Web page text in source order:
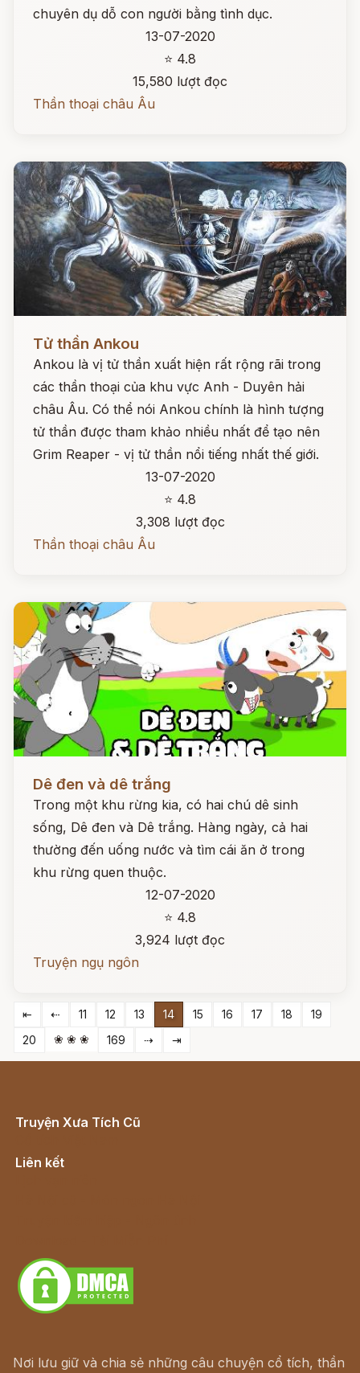
chuyên dụ dỗ con người bằng tình dục.
13-07-2020
⭐ 4.8
15,580 lượt đọc
Thần thoại châu Âu
Tử thần Ankou
Ankou là vị tử thần xuất hiện rất rộng rãi trong
các thần thoại của khu vực Anh - Duyên hải
châu Âu. Có thể nói Ankou chính là hình tượng
tử thần được tham khảo nhiều nhất để tạo nên
Grim Reaper - vị tử thần nổi tiếng nhất thế giới.
13-07-2020
⭐ 4.8
3,308 lượt đọc
Thần thoại châu Âu
Dê đen và dê trắng
Trong một khu rừng kia, có hai chú dê sinh
sống, Dê đen và Dê trắng. Hàng ngày, cả hai
thường đến uống nước và tìm cái ăn ở trong
khu rừng quen thuộc.
12-07-2020
⭐ 4.8
3,924 lượt đọc
Truyện ngụ ngôn
⇤ ⇠ 11 12 13 14 15 16 17 18
19
20
❀ ❀ ❀ 169 ⇢ ⇥
Truyện Xưa Tích Cũ
Liên kết
Nơi lưu giữ và chia sẻ những câu chuyện cổ tích, thần